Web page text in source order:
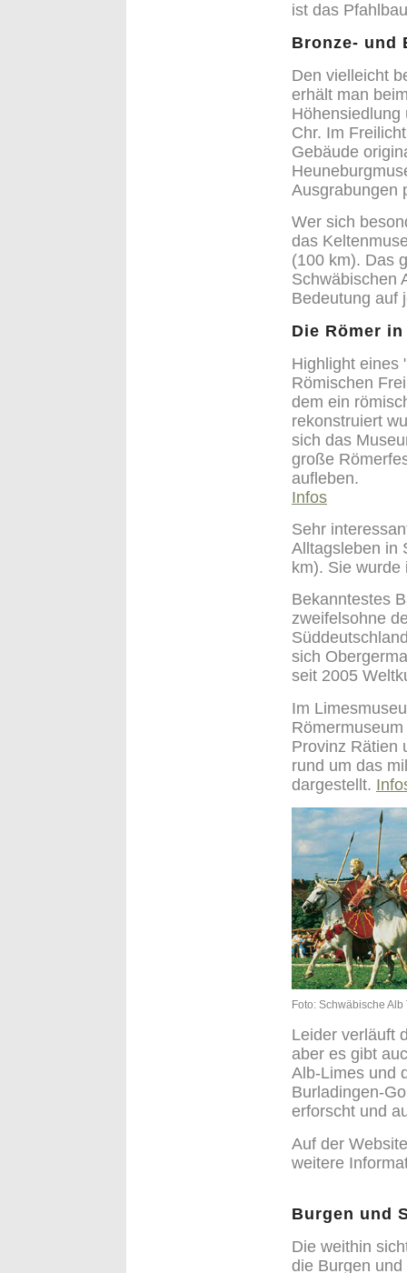
ist das
Bronze- und
Den vielleicht
erhält man
Höhensiedlung
Chr. Im
Gebäude
Ausgrabungen
Wer sich
das
(100 km). Das
Schwäbischen
Bedeutung auf
Die Römer
Highlight eines
Römischen
dem ein
rekonstruiert
sich das
große
aufleben.
Infos
Sehr
Alltagsleben in
km). Sie
Bekanntestes
zweifelsohne
sich
seit 2005
Im
Provinz Rätien
rund um das
dargestellt.
Foto: Schwäbische Alb
Leider verläuft
aber es gibt
Alb-Limes und
Burladingen-
erforscht und
Auf der
weitere
Burgen und
Die weithin
die Burgen